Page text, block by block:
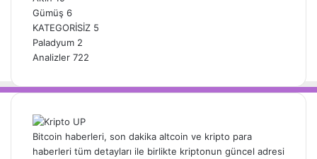
Gümüş 6
KATEGORİSİZ 5
Paladyum 2
Analizler 722
Bitcoin haberleri, son dakika altcoin ve kripto para
haberleri tüm detayları ile birlikte kriptonun güncel adresi